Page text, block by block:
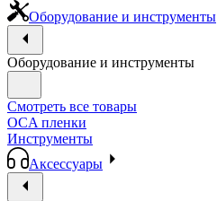
Оборудование и инструменты
Оборудование и инструменты
Смотреть все товары
OCA пленки
Инструменты
Аксессуары